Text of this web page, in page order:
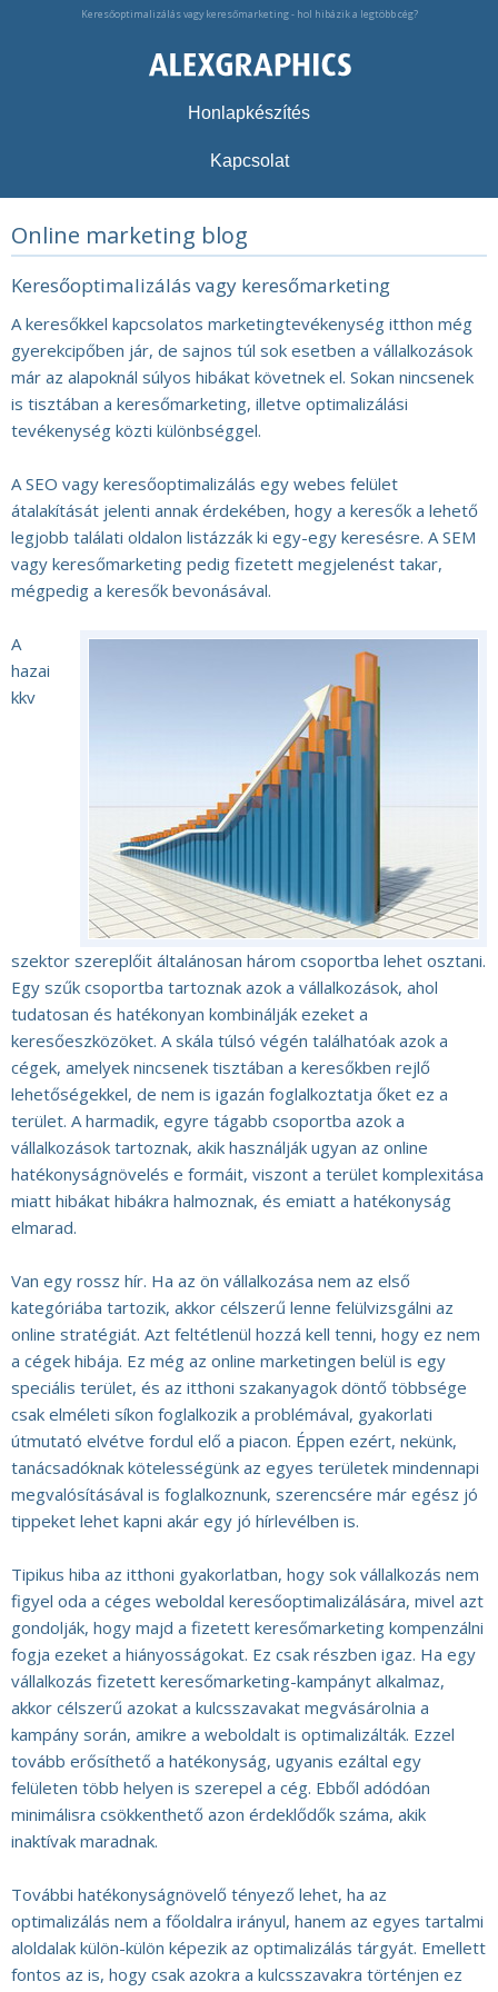
Keresőoptimalizálás vagy keresőmarketing - hol hibázik a legtöbb cég?
Honlapkészítés
Kapcsolat
Online marketing blog
Keresőoptimalizálás vagy keresőmarketing
A keresőkkel kapcsolatos marketingtevékenység itthon még
gyerekcipőben jár, de sajnos túl sok esetben a vállalkozások
már az alapoknál súlyos hibákat követnek el. Sokan nincsenek
is tisztában a keresőmarketing, illetve optimalizálási
tevékenység közti különbséggel.
A SEO vagy keresőoptimalizálás egy webes felület
átalakítását jelenti annak érdekében, hogy a keresők a lehető
legjobb találati oldalon listázzák ki egy-egy keresésre. A SEM
vagy keresőmarketing pedig fizetett megjelenést takar,
mégpedig a keresők bevonásával.
A
hazai
kkv
szektor szereplőit általánosan három csoportba lehet osztani.
Egy szűk csoportba tartoznak azok a vállalkozások, ahol
tudatosan és hatékonyan kombinálják ezeket a
keresőeszközöket. A skála túlsó végén találhatóak azok a
cégek, amelyek nincsenek tisztában a keresőkben rejlő
lehetőségekkel, de nem is igazán foglalkoztatja őket ez a
terület. A harmadik, egyre tágabb csoportba azok a
vállalkozások tartoznak, akik használják ugyan az online
hatékonyságnövelés e formáit, viszont a terület komplexitása
miatt hibákat hibákra halmoznak, és emiatt a hatékonyság
elmarad.
Van egy rossz hír. Ha az ön vállalkozása nem az első
kategóriába tartozik, akkor célszerű lenne felülvizsgálni az
online stratégiát. Azt feltétlenül hozzá kell tenni, hogy ez nem
a cégek hibája. Ez még az online marketingen belül is egy
speciális terület, és az itthoni szakanyagok döntő többsége
csak elméleti síkon foglalkozik a problémával, gyakorlati
útmutató elvétve fordul elő a piacon. Éppen ezért, nekünk,
tanácsadóknak kötelességünk az egyes területek mindennapi
megvalósításával is foglalkoznunk, szerencsére már egész jó
tippeket lehet kapni akár egy jó hírlevélben is.
Tipikus hiba az itthoni gyakorlatban, hogy sok vállalkozás nem
figyel oda a céges weboldal keresőoptimalizálására, mivel azt
gondolják, hogy majd a fizetett keresőmarketing kompenzálni
fogja ezeket a hiányosságokat. Ez csak részben igaz. Ha egy
vállalkozás fizetett keresőmarketing-kampányt alkalmaz,
akkor célszerű azokat a kulcsszavakat megvásárolnia a
kampány során, amikre a weboldalt is optimalizálták. Ezzel
tovább erősíthető a hatékonyság, ugyanis ezáltal egy
felületen több helyen is szerepel a cég. Ebből adódóan
minimálisra csökkenthető azon érdeklődők száma, akik
inaktívak maradnak.
További hatékonyságnövelő tényező lehet, ha az
optimalizálás nem a főoldalra irányul, hanem az egyes tartalmi
aloldalak külön-külön képezik az optimalizálás tárgyát. Emellett
fontos az is, hogy csak azokra a kulcsszavakra történjen ez